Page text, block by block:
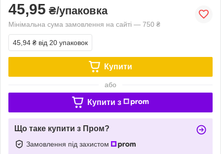
45,95 ₴/упаковка
Мінімальна сума замовлення на сайті — 750 ₴
45,94 ₴ від 20 упаковок
Купити
або
Купити з
Що таке купити з Пром?
Замовлення під захистом